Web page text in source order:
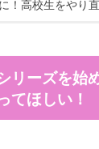
！高校生をやり
リーズを始
てほしい！